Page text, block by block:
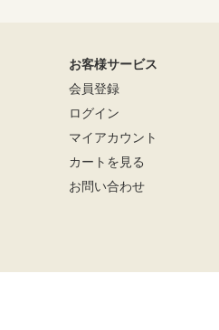
お客様サービス
会員登録
ログイン
マイアカウント
カートを見る
お問い合わせ